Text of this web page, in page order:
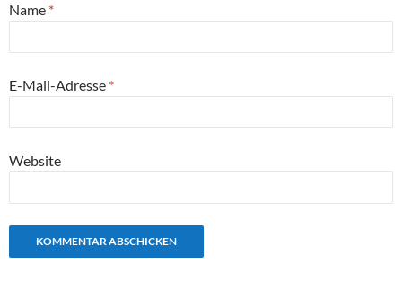
Name *
E-Mail-Adresse *
Website